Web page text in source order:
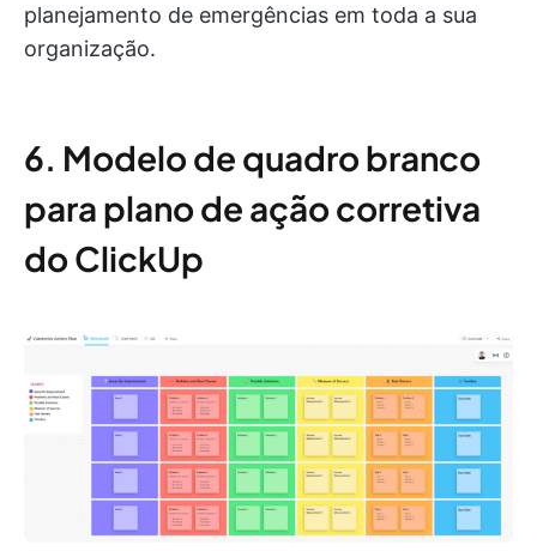
planejamento de emergências em toda a sua
organização.
6. Modelo de quadro branco
para plano de ação corretiva
do ClickUp